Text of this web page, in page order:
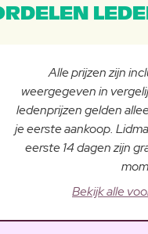
Alle prijzen zijn
weergegeven in
ledenprijzen gelden
je eerste aankoop.
eerste 14 dagen zijn
Bekijk alle